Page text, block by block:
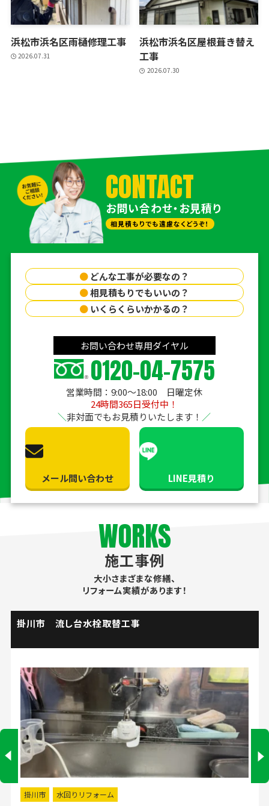
浜松市浜名区雨樋修理工事
2026.07.31
浜松市浜名区屋根葺き替え
工事
2026.07.30
CONTACT
お問い合わせ・お見積り
相見積もりでも遠慮なくどうぞ！
● どんな工事が必要なの？
●相見積もりでもいいの？
● いくらくらいかかるの？
お問い合わせ専用ダイヤル
0120-04-7575
営業時間：9:00〜18:00 日曜定休
24時間365日受付中！
非対面でもお見積りいたします！
メール問い合わせ LINE見積り
WORKS
施工事例
大小さまざまな修繕、
リフォーム実績があります！
掛川市 流し台水栓取替工事
掛川市 水回りリフォーム